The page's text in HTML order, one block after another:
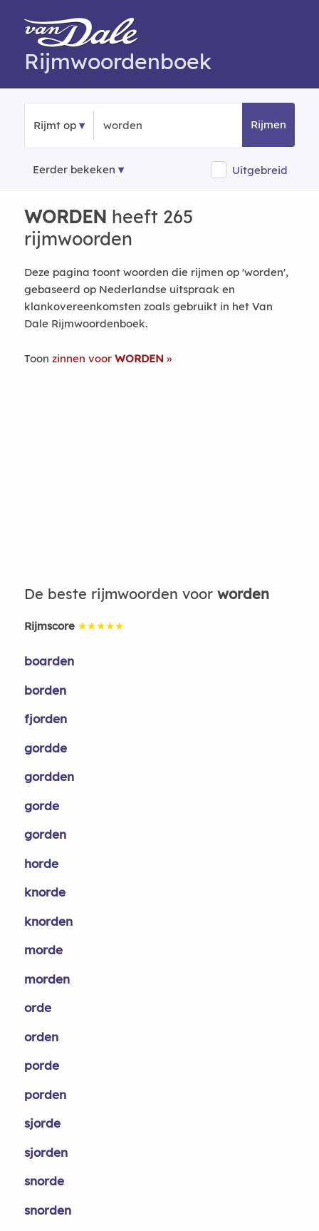
Rijmwoordenboek
Rijmt op Rijmen
Eerder bekeken Uitgebreid
WORDEN heeft 265
rijmwoorden
Deze pagina toont woorden die rijmen op 'worden',
gebaseerd op Nederlandse uitspraak en
klankovereenkomsten zoals gebruikt in het Van
Dale Rijmwoordenboek.
Toon zinnen voor WORDEN
De beste rijmwoorden voor worden
Rijmscore ★★★★★
boarden
borden
fjorden
gordde
gordden
gorde
gorden
horde
knorde
knorden
morde
morden
orde
orden
porde
porden
sjorde
sjorden
snorde
snorden